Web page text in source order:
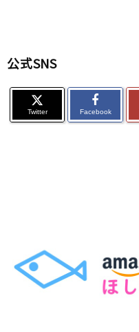
公式SNS
Twitter Facebook